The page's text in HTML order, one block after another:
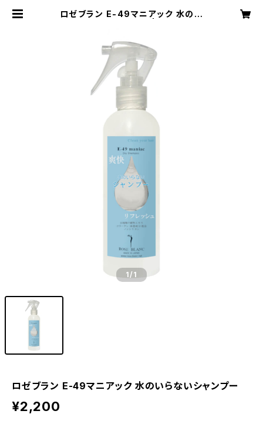
ロゼブラン E-49マニアック 水のい
1/1
ロゼブラン E-49マニアック 水のいらないシャンプー
¥2,200